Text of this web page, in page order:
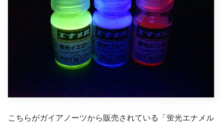
こちらがガイアノーツから販売されている「蛍光エナメル